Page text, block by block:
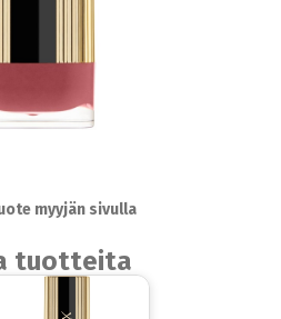
myyjän sivulla
tuotteita